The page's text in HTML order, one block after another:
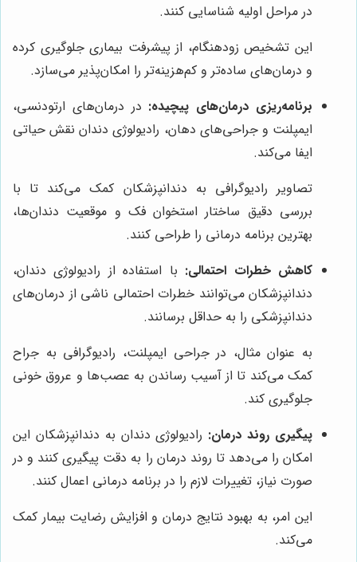
در مراحل اولیه شناسایی کنند.
این تشخیص زودهنگام، از پیشرفت بیماری جلوگیری کرده
و درمان‌های ساده‌تر و کم‌هزینه‌تر را امکان‌پذیر می‌سازد.
برنامه‌ریزی درمان‌های پیچیده: در درمان‌های ارتودنسی،
ایمپلنت و جراحی‌های دهان، رادیولوژی دندان نقش حیاتی
ایفا می‌کند.
تصاویر رادیوگرافی به دندانپزشکان کمک می‌کند تا با
بررسی دقیق ساختار استخوان فک و موقعیت دندان‌ها،
بهترین برنامه درمانی را طراحی کنند.
کاهش خطرات احتمالی: با استفاده از رادیولوژی دندان،
دندانپزشکان می‌توانند خطرات احتمالی ناشی از درمان‌های
دندانپزشکی را به حداقل برسانند.
به عنوان مثال، در جراحی ایمپلنت، رادیوگرافی به جراح
کمک می‌کند تا از آسیب رساندن به عصب‌ها و عروق خونی
جلوگیری کند.
پیگیری روند درمان: رادیولوژی دندان به دندانپزشکان این
امکان را می‌دهد تا روند درمان را به دقت پیگیری کنند و در
صورت نیاز، تغییرات لازم را در برنامه درمانی اعمال کنند.
این امر، به بهبود نتایج درمان و افزایش رضایت بیمار کمک
می‌کند.